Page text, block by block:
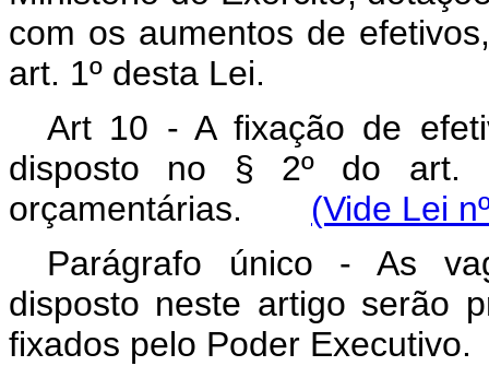
com os aumentos de
art. 1º desta Lei.
Art 10 - A fixação de
disposto no § 2º do art.
orçamentárias. (Vide Lei
Parágrafo único - As
disposto neste artigo serão
fixados pelo Poder Executivo.